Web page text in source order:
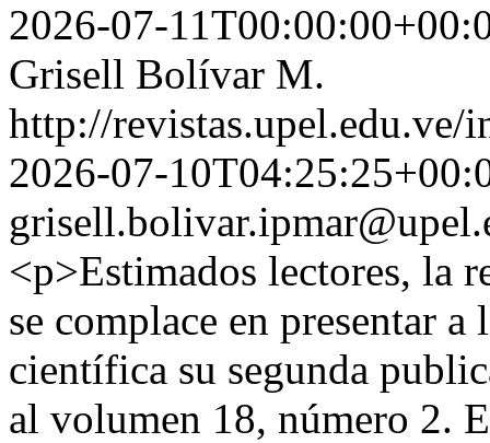
2026-07-
Grisell Bolívar M.
http://
2026-07-
<p>Estimados lectores, la
se complace en presentar
científica su segunda
al volumen 18, número 2.